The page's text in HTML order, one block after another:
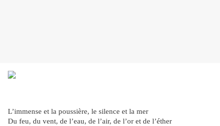
L’immense et la poussière, le silence et la mer
Du feu, du vent, de l’eau, de l’air, de l’or et de l’éther